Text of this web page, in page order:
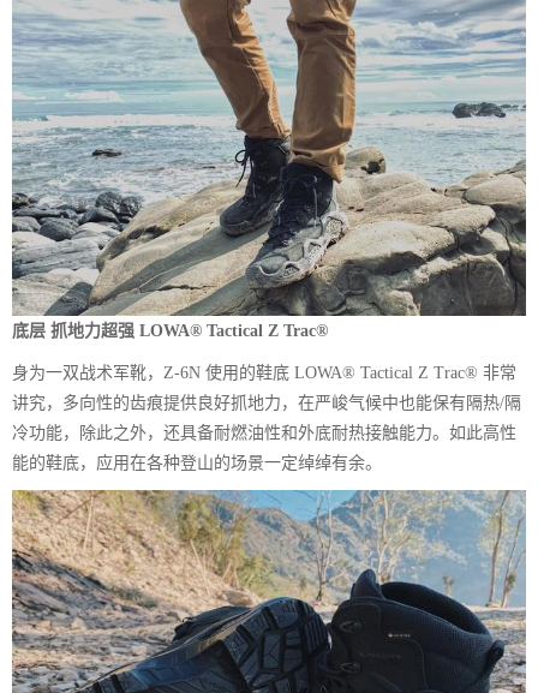
底层 抓地力超强 LOWA® Tactical Z Trac®
身为一双战术军靴，Z-6N 使用的鞋底 LOWA® Tactical Z Trac® 非常
讲究，多向性的齿痕提供良好抓地力，在严峻气候中也能保有隔热/隔
冷功能，除此之外，还具备耐燃油性和外底耐热接触能力。如此高性
能的鞋底，应用在各种登山的场景一定绰绰有余。